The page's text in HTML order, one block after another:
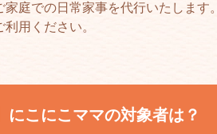
庭での日常家事を代行いたします。
用ください。
にこにこママの対象者は？